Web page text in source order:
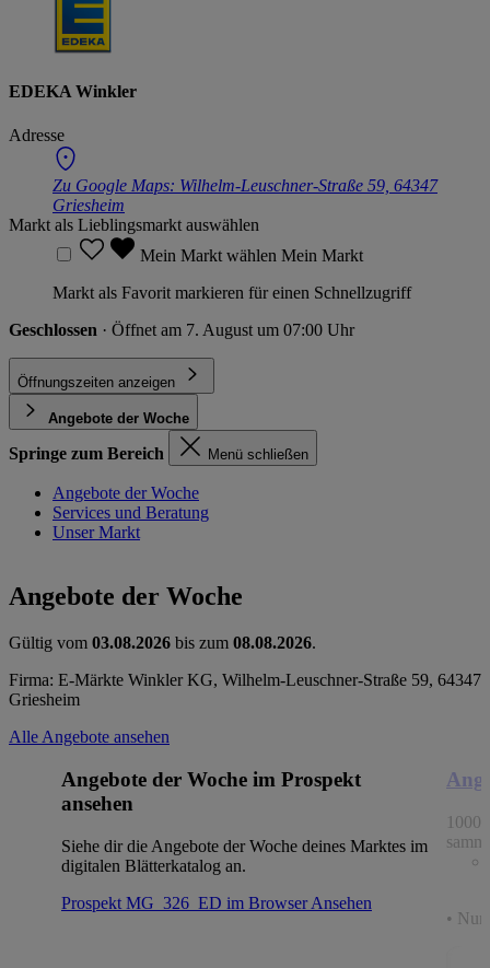
EDEKA Winkler
Adresse
Zu Google Maps: Wilhelm-Leuschner-Straße 59, 64347
Griesheim
Markt als Lieblingsmarkt auswählen
Mein Markt wählen Mein Markt
Markt als Favorit markieren für einen Schnellzugriff
Geschlossen · Öffnet am 7. August um 07:00 Uhr
Öffnungszeiten anzeigen
Angebote der Woche
Springe zum Bereich Menü schließen
Angebote der Woche
Services und Beratung
Unser Markt
Angebote der Woche
Gültig vom 03.08.2026 bis zum 08.08.2026.
Firma: E-Märkte Winkler KG, Wilhelm-Leuschner-Straße 59, 64347
Griesheim
Alle Angebote ansehen
Angebote der Woche im Prospekt
ansehen
Siehe dir die Angebote der Woche deines Marktes im
digitalen Blätterkatalog an.
Prospekt MG_326_ED im BrowserAnsehen
1000
• Nur